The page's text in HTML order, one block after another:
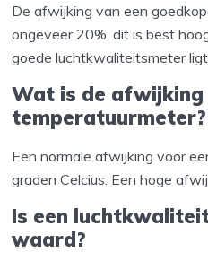
De afwijking van een
ongeveer 20%, dit is best
goede luchtkwaliteitsmeter ligt
Wat is de afwijking
temperatuurmeter?
Een normale afwijking voor
graden Celcius. Een hoge
Is een
waard?